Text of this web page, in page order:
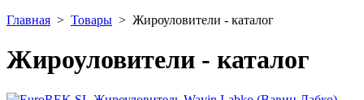
Главная > Товары > Жироуловители - каталог
Жироуловители - каталог